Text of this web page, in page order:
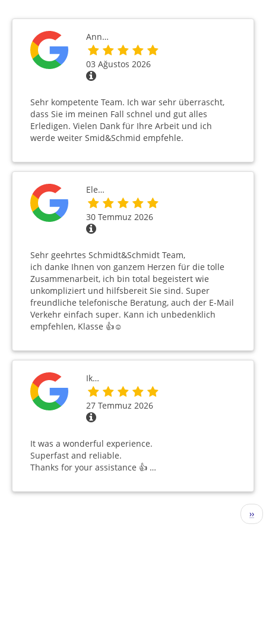
Ann…
03 Ağustos 2026
Sehr kompetente Team. Ich war sehr überrascht,
dass Sie im meinen Fall schnel und gut alles
Erledigen. Vielen Dank für Ihre Arbeit und ich
werde weiter Smid&Schmid empfehle.
Ele…
30 Temmuz 2026
Sehr geehrtes Schmidt&Schmidt Team,
ich danke Ihnen von ganzem Herzen für die tolle
Zusammenarbeit, ich bin total begeistert wie
unkompliziert und hilfsbereit Sie sind. Super
freundliche telefonische Beratung, auch der E-Mail
Verkehr einfach super. Kann ich unbedenklich
empfehlen, Klasse 👍☺️
Ik…
27 Temmuz 2026
It was a wonderful experience.
Superfast and reliable.
Thanks for your assistance 👍 …
››